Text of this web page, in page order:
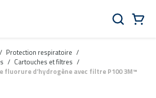
Rechercher
/ Protection respiratoire /
/ Cartouches et filtres /
fluorure d’hydrogène avec filtre P100 3M™